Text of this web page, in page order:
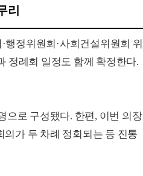
리
행정위원회·사회건설위원회 위
정례회 일정도 함께 확정한다.
으로 구성됐다. 한편, 이번 의장
가 두 차례 정회되는 등 진통